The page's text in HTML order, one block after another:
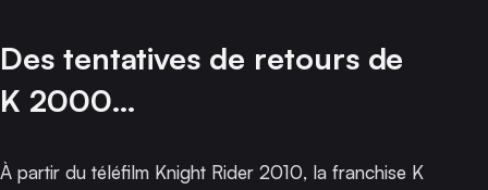
Des tentatives de retours de
K 2000…
À partir du téléfilm Knight Rider 2010, la franchise K